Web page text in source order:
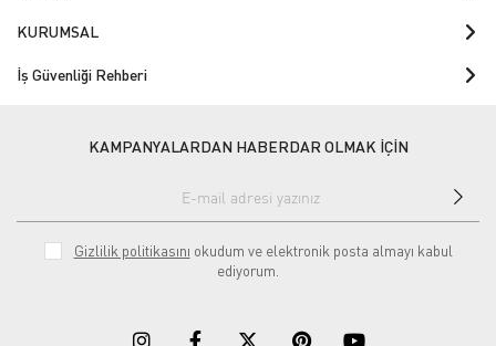
KURUMSAL
İş Güvenliği Rehberi
KAMPANYALARDAN HABERDAR OLMAK İÇİN
Gizlilik politikasını okudum ve elektronik posta almayı kabul
ediyorum.